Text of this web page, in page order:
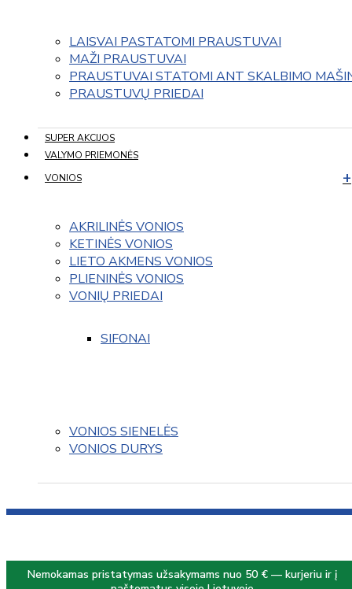
LAISVAI PASTATOMI PRAUSTUVAI
MAŽI PRAUSTUVAI
PRAUSTUVAI STATOMI ANT SKALBIMO
PRAUSTUVŲ PRIEDAI
SUPER AKCIJOS
VALYMO PRIEMONĖS
VONIOS
AKRILINĖS VONIOS
KETINĖS VONIOS
LIETO AKMENS VONIOS
PLIENINĖS VONIOS
VONIŲ PRIEDAI
SIFONAI
VONIOS SIENELĖS
VONIOS DURYS
Nemokamas pristatymas užsakymams nuo 50 € — kurjeriu ir į